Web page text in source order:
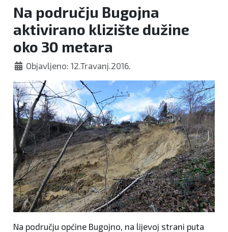
Na području Bugojna
aktivirano klizište dužine
oko 30 metara
Objavljeno: 12.Travanj.2016.
Na području općine Bugojno, na lijevoj strani puta